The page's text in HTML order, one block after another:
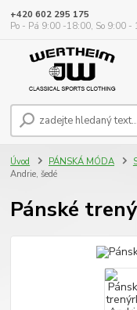
+420 602 295 175
Po - Pá 9:00 -18:00, So 9:00 -
Úvod PÁNSKÁ MÓDA
Andrie, šedé
Pánské